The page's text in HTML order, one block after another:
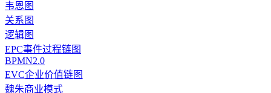
韦恩图
关系图
逻辑图
EPC事件过程链图
BPMN2.0
EVC企业价值链图
魏朱商业模式